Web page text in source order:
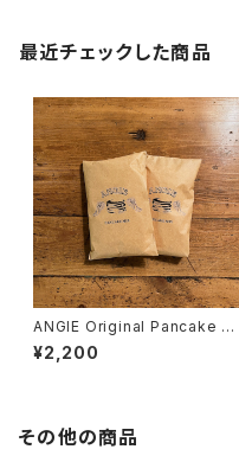
最近チェックした商品
ANGIE Original Pancake Mi
x
¥2,200
その他の商品